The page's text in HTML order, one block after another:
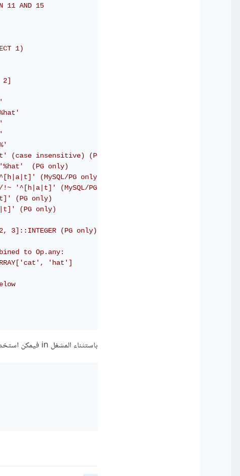
11 AND 15
1)
2]
(case insensitive) (PG only)
(PG only)
(MySQL/PG only)
!~ '^[h|a|t]' (MySQL/PG only)
(PG only)
(PG only)
3]::INTEGER (PG only)
to Op.any:
'hat']
باستثناء المشغل in فيمكن استخدامه بهذه الطريقة